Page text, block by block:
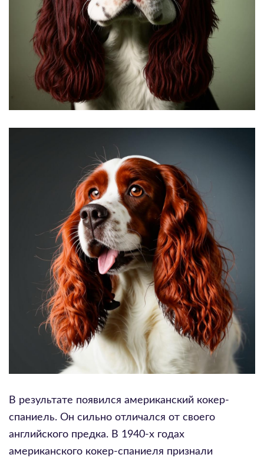
В результате появился американский кокер-
спаниель. Он сильно отличался от своего
английского предка. В 1940-х годах
американского кокер-спаниеля признали